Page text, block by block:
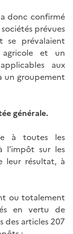
donc confirmé
prévues
se prévalaient
agricole et un
aux
un groupement
générale.
à toutes les
l'impôt sur les
leur résultat, à
ou totalement
en vertu de
des articles 207